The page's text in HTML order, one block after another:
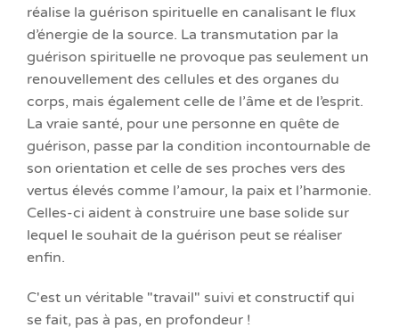
réalise la guérison spirituelle en canalisant le flux
d’énergie de la source. La transmutation par la
guérison spirituelle ne provoque pas seulement un
renouvellement des cellules et des organes du
corps, mais également celle de l’âme et de l’esprit.
La vraie santé, pour une personne en quête de
guérison, passe par la condition incontournable de
son orientation et celle de ses proches vers des
vertus élevés comme l’amour, la paix et l’harmonie.
Celles-ci aident à construire une base solide sur
lequel le souhait de la guérison peut se réaliser
enfin.
C'est un véritable "travail" suivi et constructif qui
se fait, pas à pas, en profondeur !